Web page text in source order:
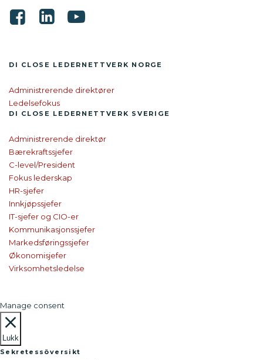
DI CLOSE LEDER­NETTVERK NORGE
Administrerende direktører
Ledelsefokus
DI CLOSE LEDER­NETTVERK SVERIGE
Administrerende direktør
Bærekraftssjefer
C-level/President
Fokus lederskap
HR-sjefer
Innkjøpssjefer
IT-sjefer og CIO-er
Kommunikasjonssjefer
Markedsføringssjefer
Økonomisjefer
Virksomhetsledelse
Manage consent
Lukk
Sekretessöversikt